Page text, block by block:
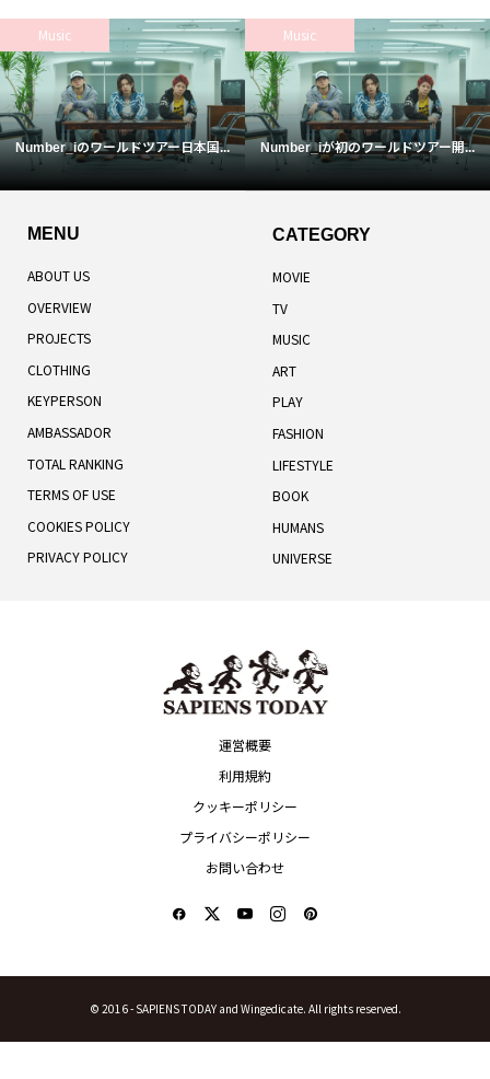
Music
Number_iのワールドツアー日本国...
Music
Number_iが初のワールドツアー開...
MENU
ABOUT US
OVERVIEW
PROJECTS
CLOTHING
KEYPERSON
AMBASSADOR
TOTAL RANKING
TERMS OF USE
COOKIES POLICY
PRIVACY POLICY
CATEGORY
MOVIE
TV
MUSIC
ART
PLAY
FASHION
LIFESTYLE
BOOK
HUMANS
UNIVERSE
運営概要
利用規約
クッキーポリシー
プライバシーポリシー
お問い合わせ
© 2016 -SAPIENS TODAY and Wingedicate. All rights reserved.